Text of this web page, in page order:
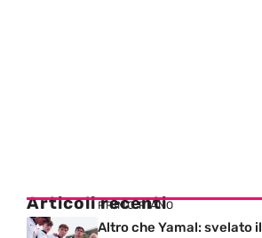
Articoli recenti
PRIMO PIANO
Altro che Yamal: svelato il